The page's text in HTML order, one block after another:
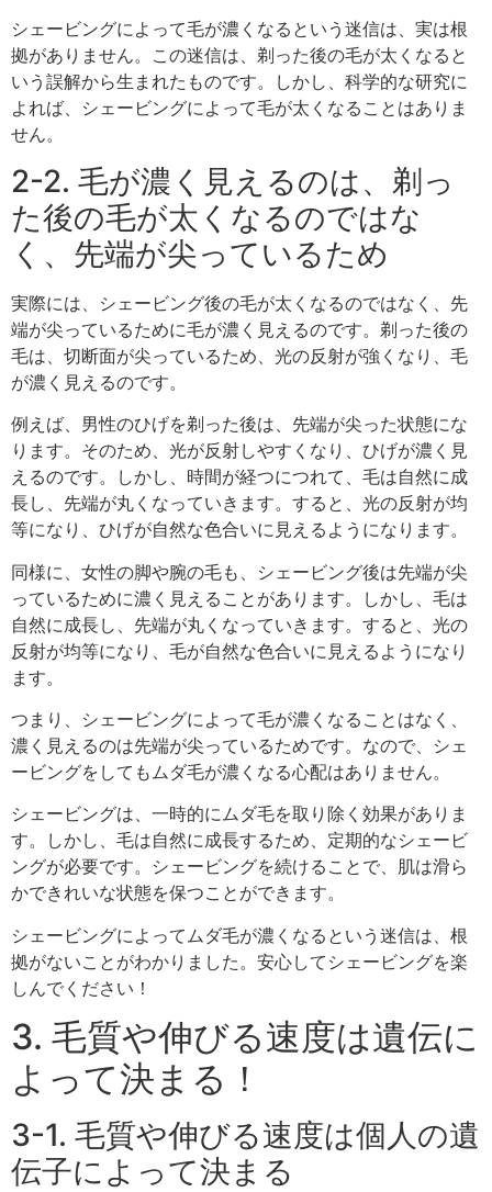
シェービングによって毛が濃くなるという迷信は、実は根
拠がありません。この迷信は、剃った後の毛が太くなると
いう誤解から生まれたものです。しかし、科学的な研究に
よれば、シェービングによって毛が太くなることはありま
せん。
2-2. 毛が濃く見えるのは、剃っ
た後の毛が太くなるのではな
く、先端が尖っているため
実際には、シェービング後の毛が太くなるのではなく、先
端が尖っているために毛が濃く見えるのです。剃った後の
毛は、切断面が尖っているため、光の反射が強くなり、毛
が濃く見えるのです。
例えば、男性のひげを剃った後は、先端が尖った状態にな
ります。そのため、光が反射しやすくなり、ひげが濃く見
えるのです。しかし、時間が経つにつれて、毛は自然に成
長し、先端が丸くなっていきます。すると、光の反射が均
等になり、ひげが自然な色合いに見えるようになります。
同様に、女性の脚や腕の毛も、シェービング後は先端が尖
っているために濃く見えることがあります。しかし、毛は
自然に成長し、先端が丸くなっていきます。すると、光の
反射が均等になり、毛が自然な色合いに見えるようになり
ます。
つまり、シェービングによって毛が濃くなることはなく、
濃く見えるのは先端が尖っているためです。なので、シェ
ービングをしてもムダ毛が濃くなる心配はありません。
シェービングは、一時的にムダ毛を取り除く効果がありま
す。しかし、毛は自然に成長するため、定期的なシェービ
ングが必要です。シェービングを続けることで、肌は滑ら
かできれいな状態を保つことができます。
シェービングによってムダ毛が濃くなるという迷信は、根
拠がないことがわかりました。安心してシェービングを楽
しんでください！
3. 毛質や伸びる速度は遺伝に
よって決まる！
3-1. 毛質や伸びる速度は個人の遺
伝子によって決まる